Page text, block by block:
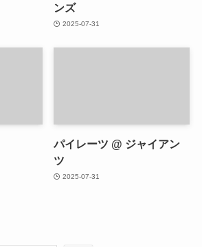
ンズ
2025-07-31
パイレーツ @ ジャイアン
ツ
2025-07-31